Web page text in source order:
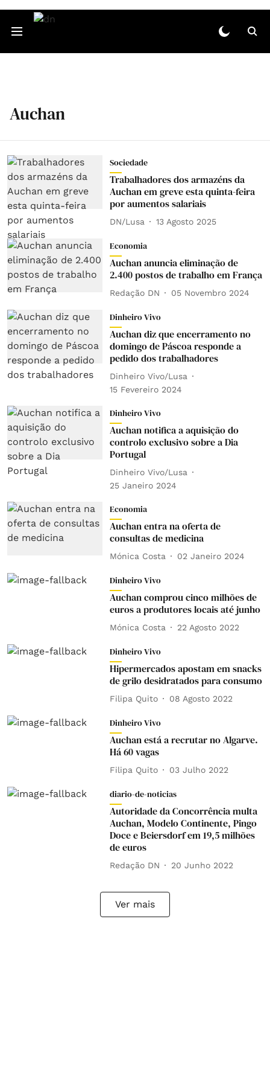
Auchan
Sociedade
Trabalhadores dos armazéns da
Auchan em greve esta quinta-feira
por aumentos salariais
DN/Lusa 13 Agosto 2025
Economia
Auchan anuncia eliminação de
2.400 postos de trabalho em França
Redação DN 05 Novembro 2024
Dinheiro Vivo
Auchan diz que encerramento no
domingo de Páscoa responde a
pedido dos trabalhadores
Dinheiro Vivo/Lusa
15 Fevereiro 2024
Dinheiro Vivo
Auchan notifica a aquisição do
controlo exclusivo sobre a Dia
Portugal
Dinheiro Vivo/Lusa
25 Janeiro 2024
Economia
Auchan entra na oferta de
consultas de medicina
Mónica Costa 02 Janeiro 2024
Dinheiro Vivo
Auchan comprou cinco milhões de
euros a produtores locais até junho
Mónica Costa 22 Agosto 2022
Dinheiro Vivo
Hipermercados apostam em snacks
de grilo desidratados para consumo
Filipa Quito 08 Agosto 2022
Dinheiro Vivo
Auchan está a recrutar no Algarve.
Há 60 vagas
Filipa Quito 03 Julho 2022
diario-de-noticias
Autoridade da Concorrência multa
Auchan, Modelo Continente, Pingo
Doce e Beiersdorf em 19,5 milhões
de euros
Redação DN 20 Junho 2022
Ver mais